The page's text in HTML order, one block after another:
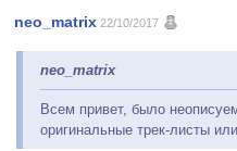
neo_matrix 22/10/2017
neo_matrix
Всем привет, было
оригинальные трек-листы